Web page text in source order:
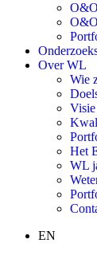
Over WL
Wie
Visie
Het
WL
EN